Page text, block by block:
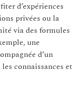
d’expériences
privées ou la
via des formules
une
d’un
connaissances et